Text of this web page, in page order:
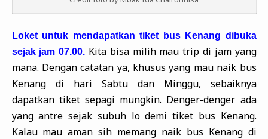
Loket untuk mendapatkan tiket bus Kenang dibuka
sejak jam 07.00. Kita bisa milih mau trip di jam yang
mana. Dengan catatan ya, khusus yang mau naik bus
Kenang di hari Sabtu dan Minggu, sebaiknya
dapatkan tiket sepagi mungkin. Denger-denger ada
yang antre sejak subuh lo demi tiket bus Kenang.
Kalau mau aman sih memang naik bus Kenang di